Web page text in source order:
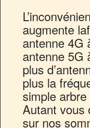
augmente
antenne 4G
antenne 5G
plus
plus la
simple
Autant vous
sur nos